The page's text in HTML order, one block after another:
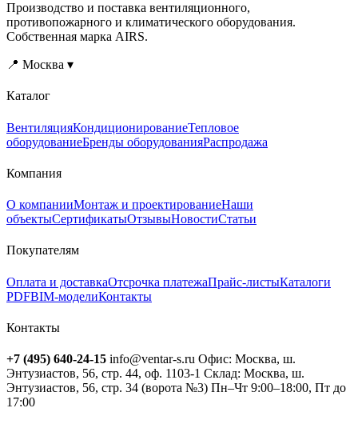
Производство и поставка вентиляционного,
противопожарного и климатического оборудования.
Собственная марка AIRS.
📍 Москва ▾
Каталог
ВентиляцияКондиционированиеТепловое
оборудованиеБренды оборудованияРаспродажа
Компания
О компанииМонтаж и проектированиеНаши
объектыСертификатыОтзывыНовостиСтатьи
Покупателям
Оплата и доставкаОтсрочка платежаПрайс-листыКаталоги
PDFBIM-моделиКонтакты
Контакты
+7 (495) 640-24-15 info@ventar-s.ru Офис: Москва, ш.
Энтузиастов, 56, стр. 44, оф. 1103-1 Склад: Москва, ш.
Энтузиастов, 56, стр. 34 (ворота №3) Пн–Чт 9:00–18:00, Пт до
17:00